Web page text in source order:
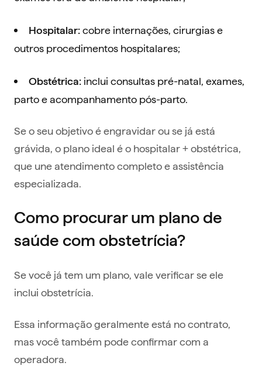
Hospitalar: cobre internações, cirurgias e
outros procedimentos hospitalares;
Obstétrica: inclui consultas pré-natal, exames,
parto e acompanhamento pós-parto.
Se o seu objetivo é engravidar ou se já está
grávida, o plano ideal é o hospitalar + obstétrica,
que une atendimento completo e assistência
especializada.
Como procurar um plano de
saúde com obstetrícia?
Se você já tem um plano, vale verificar se ele
inclui obstetrícia.
Essa informação geralmente está no contrato,
mas você também pode confirmar com a
operadora.